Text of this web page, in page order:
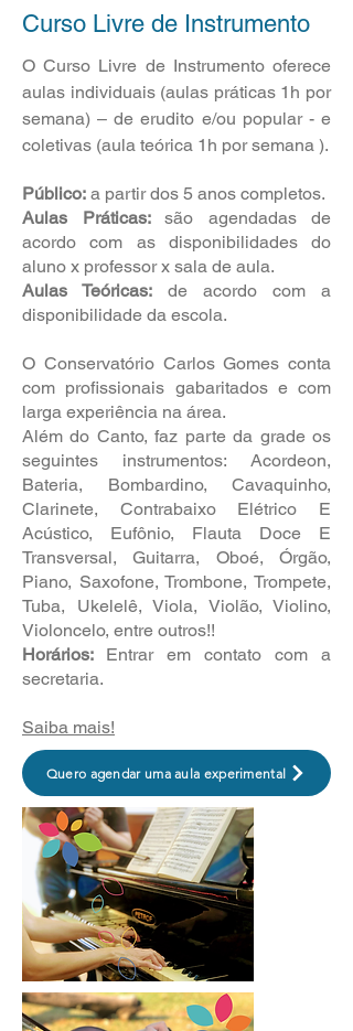
Curso Livre de Instrumento
O Curso Livre de Instrumento oferece
aulas individuais (aulas práticas 1h por
semana) – de erudito e/ou popular - e
coletivas (aula teórica 1h por semana ).
Público: a partir dos 5 anos completos.
Aulas Práticas: são agendadas de
acordo com as disponibilidades do
aluno x professor x sala de aula.
Aulas Teóricas: de acordo com a
disponibilidade da escola.
O Conservatório Carlos Gomes conta
com profissionais gabaritados e com
larga experiência na área.
Além do Canto, faz parte da grade os
seguintes instrumentos: Acordeon,
Bateria, Bombardino, Cavaquinho,
Clarinete, Contrabaixo Elétrico E
Acústico, Eufônio, Flauta Doce E
Transversal, Guitarra, Oboé, Órgão,
Piano, Saxofone, Trombone, Trompete,
Tuba, Ukelelê, Viola, Violão, Violino,
Violoncelo, entre outros!!
Horários: Entrar em contato com a
secretaria.
Saiba mais!
Quero agendar uma aula experimental